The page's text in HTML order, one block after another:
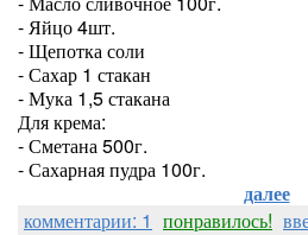
- Яйцо 4шт.
- Щепотка соли
- Сахар 1 стакан
- Мука 1,5 стакана
Для крема:
- Сметана 500г.
- Сахарная пудра 100г.
далее
комментарии: 1 понравилось!